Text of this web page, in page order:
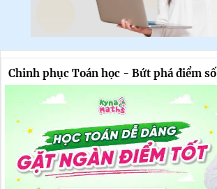
Chinh phục Toán học - Bứt phá điểm số